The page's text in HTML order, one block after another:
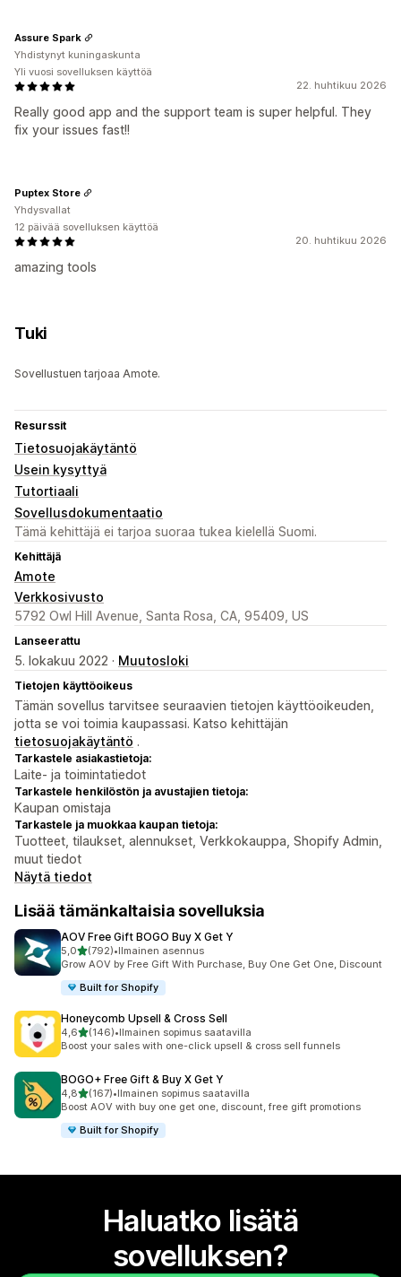
22. huhtikuu 2026
Really good app and the support team is super helpful. They
fix your issues fast!!
Assure Spark
Yhdistynyt kuningaskunta
Yli vuosi sovelluksen käyttöä
20. huhtikuu 2026
amazing tools
Puptex Store
Yhdysvallat
12 päivää sovelluksen käyttöä
Tuki
Sovellustuen tarjoaa Amote.
Resurssit
Tietosuojakäytäntö
Usein kysyttyä
Tutortiaali
Sovellusdokumentaatio
Tämä kehittäjä ei tarjoa suoraa tukea kielellä Suomi.
Kehittäjä
Amote
Verkkosivusto
5792 Owl Hill Avenue, Santa Rosa, CA, 95409, US
Lanseerattu
5. lokakuu 2022 · Muutosloki
Tietojen käyttöoikeus
Tämän sovellus tarvitsee seuraavien tietojen käyttöoikeuden,
jotta se voi toimia kaupassasi. Katso kehittäjän
tietosuojakäytäntö .
Tarkastele asiakastietoja:
Laite- ja toimintatiedot
Tarkastele henkilöstön ja avustajien tietoja:
Kaupan omistaja
Tarkastele ja muokkaa kaupan tietoja:
Tuotteet, tilaukset, alennukset, Verkkokauppa, Shopify Admin,
muut tiedot
Näytä tiedot
Lisää tämänkaltaisia sovelluksia
AOV Free Gift BOGO Buy X Get Y
5,0/ 5 tähteä
(792)
792 arvostelua yhteensä
•Ilmainen asennus
Grow AOV by Free Gift With Purchase, Buy One Get One, Discount
Built for Shopify
Honeycomb Upsell & Cross Sell
4,6/ 5 tähteä
(146)
146 arvostelua yhteensä
•Ilmainen sopimus saatavilla
Boost your sales with one-click upsell & cross sell funnels
BOGO+ Free Gift & Buy X Get Y
4,8/ 5 tähteä
(167)
167 arvostelua yhteensä
•Ilmainen sopimus saatavilla
Boost AOV with buy one get one, discount, free gift promotions
Built for Shopify
Haluatko lisätä
sovelluksen?